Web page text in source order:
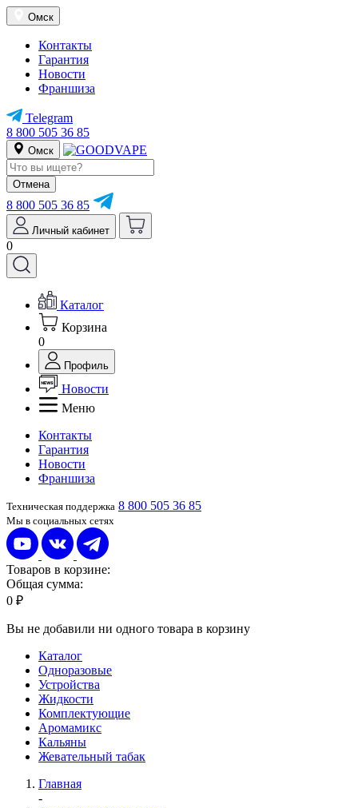
Омск
Контакты
Гарантия
Новости
Франшиза
Telegram
8 800 505 36 85
Омск
Отмена
8 800 505 36 85
Личный кабинет
0
Каталог
Корзина
0
Профиль
Новости
Меню
Контакты
Гарантия
Новости
Франшиза
Техническая поддержка 8 800 505 36 85
Мы в социальных сетях
Товаров в корзине:
Общая сумма:
0 ₽
Вы не добавили ни одного товара в корзину
Каталог
Одноразовые
Устройства
Жидкости
Комплектующие
Аромамикс
Кальяны
Жевательный табак
Главная
-